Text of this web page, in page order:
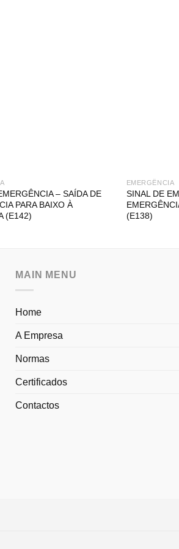
– SAÍDA DE
PARA BAIXO À
(E142)
EMERGÊNCIA
SINAL DE
(E138)
MAIN MENU
Home
A Empresa
Normas
Certificados
Contactos